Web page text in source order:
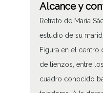
Alcance y
Retrato de María
estudio de su
Figura en el centro
de lienzos, entre
cuadro conocido